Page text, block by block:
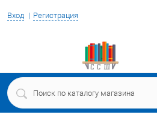
Вход Регистрация